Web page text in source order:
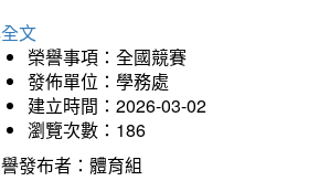
文
榮譽事項：全國競賽
發佈單位：學務處
建立時間：2026-03-02
瀏覽次數：186
發布者：體育組